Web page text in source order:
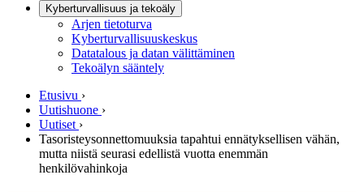
Kyberturvallisuus ja tekoäly
Arjen tietoturva
Kyberturvallisuuskeskus
Datatalous ja datan välittäminen
Tekoälyn sääntely
Etusivu ›
Uutishuone ›
Uutiset ›
Tasoristeysonnettomuuksia tapahtui ennätyksellisen vähän,
mutta niistä seurasi edellistä vuotta enemmän
henkilövahinkoja